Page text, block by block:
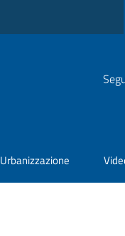
Urbanizzazione